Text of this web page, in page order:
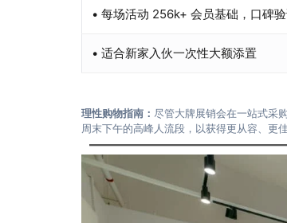
• 每场活动 256k+ 会员基础，口碑
• 适合新家入伙一次性大额添置
理性购物指南： 尽管大牌展销会在一站式采
周末下午的高峰人流段，以获得更从容、更